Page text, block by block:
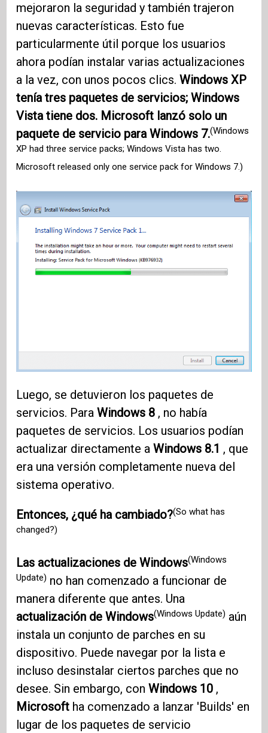
mejoraron la seguridad y también trajeron
nuevas características. Esto fue
particularmente útil porque los usuarios
ahora podían instalar varias actualizaciones
a la vez, con unos pocos clics.Windows XP
tenía tres paquetes de servicios; Windows
Vista tiene dos. Microsoft lanzó solo un
paquete de servicio para Windows 7.(Windows
XP had three service packs; Windows Vista has two.
Microsoft released only one service pack for Windows 7.)
Luego, se detuvieron los paquetes de
servicios. ParaWindows 8 , no había
paquetes de servicios. Los usuarios podían
actualizar directamente aWindows 8.1 , que
era una versión completamente nueva del
sistema operativo.
Entonces, ¿qué ha cambiado?(So what has
changed?)
Las actualizaciones de Windows(Windows
Update) no han comenzado a funcionar de
manera diferente que antes. Una
actualización de Windows(Windows Update) aún
instala un conjunto de parches en su
dispositivo. Puede navegar por la lista e
incluso desinstalar ciertos parches que no
desee. Sin embargo, conWindows 10 ,
Microsoft ha comenzado a lanzar 'Builds' en
lugar de los paquetes de servicio